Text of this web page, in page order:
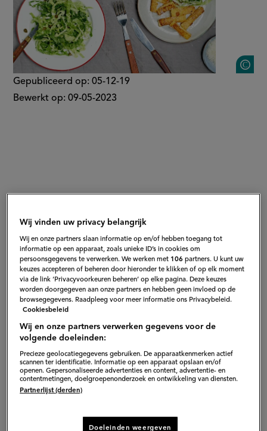
Gepubliceerd op: 05-12-19
Bewerkt op: 09-05-2023
Tot pap gekookt maïsmeel, dat
Wij vinden uw privacy belangrijk
Wij en onze partners slaan informatie op en/of hebben toegang tot
informatie op een apparaat, zoals unieke ID’s in cookies om
persoonsgegevens te verwerken. We werken met 106 partners. U kunt uw
keuzes accepteren of beheren door hieronder te klikken of op elk moment
via de link ‘Privacyvoorkeuren beheren’ op elke pagina. Deze keuzes
worden doorgegeven aan onze partners en hebben geen invloed op de
browsegegevens. Raadpleeg voor meer informatie ons Privacybeleid.
Cookiesbeleid
Wij en onze partners verwerken gegevens voor de
volgende doeleinden:
Precieze geolocatiegegevens gebruiken. De apparaatkenmerken actief
scannen ter identificatie. Informatie op een apparaat opslaan en/of
openen. Gepersonaliseerde advertenties en content, advertentie- en
contentmetingen, doelgroepenonderzoek en ontwikkeling van diensten.
Partnerlijst (derden)
Doeleinden weergeven